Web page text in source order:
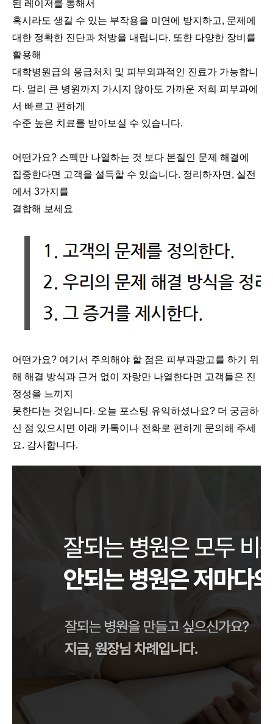
된 레이저를 통해서
혹시라도 생길 수 있는 부작용을 미연에 방지하고, 문제에
대한 정확한 진단과 처방을 내립니다. 또한 다양한 장비를
활용해
대학병원급의 응급처치 및 피부외과적인 진료가 가능합니
다. 멀리 큰 병원까지 가시지 않아도 가까운 저희 피부과에
서 빠르고 편하게
수준 높은 치료를 받아보실 수 있습니다.
어떤가요? 스펙만 나열하는 것 보다 본질인 문제 해결에
집중한다면 고객을 설득할 수 있습니다. 정리하자면, 실전
에서 3가지를
결합해 보세요
어떤가요? 여기서 주의해야 할 점은 피부과광고를 하기 위
해 해결 방식과 근거 없이 자랑만 나열한다면 고객들은 진
정성을 느끼지
못한다는 것입니다. 오늘 포스팅 유익하셨나요? 더 궁금하
신 점 있으시면 아래 카톡이나 전화로 편하게 문의해 주세
요. 감사합니다.